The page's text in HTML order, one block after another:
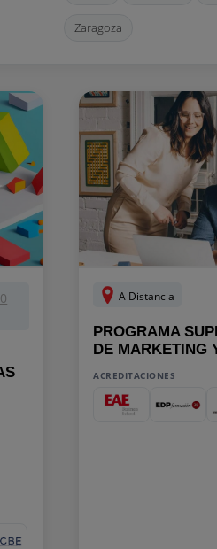
Zaragoza
A Distancia
PROGRAMA
DE MARKETING
ACREDITACIONES